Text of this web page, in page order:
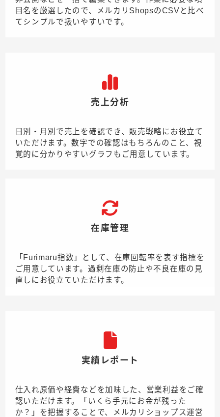
目名を厳選したので、メルカリShopsのCSVと比べ
てシンプルで扱いやすいです。
売上分析
日別・月別で売上を確認でき、販売戦略にお役立て
いただけます。数字での確認はもちろんのこと、視
覚的に分かりやすいグラフもご用意しています。
在庫管理
「Furimaru指数」として、在庫回転率を表す指標を
ご用意しています。過剰在庫の防止や不良在庫の見
直しにお役立ていただけます。
実績レポート
仕入れ原価や経費などを加味した、営業利益をご確
認いただけます。「いくら手元にお金が残った
か？」を把握することで、メルカリショップス運営